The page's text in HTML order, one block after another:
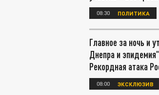
08:30 ПОЛИТИКА
Главное за ночь и
Днепра и
Рекордная атака
08:00 ЭКСКЛЮЗИВ